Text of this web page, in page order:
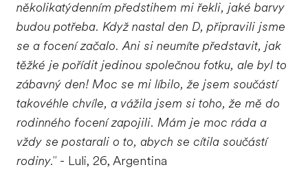
několikatýdenním předstihem mi řekli, jaké barvy
budou potřeba. Když nastal den D, připravili jsme
se a focení začalo. Ani si neumíte představit, jak
těžké je pořídit jedinou společnou fotku, ale byl to
zábavný den! Moc se mi líbilo, že jsem součástí
takovéhle chvíle, a vážila jsem si toho, že mě do
rodinného focení zapojili. Mám je moc ráda a
vždy se postarali o to, abych se cítila součástí
rodiny." - Luli, 26, Argentina